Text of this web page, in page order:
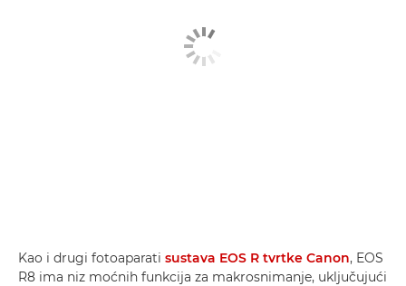
Kao i drugi fotoaparati sustava EOS R tvrtke Canon, EOS
R8 ima niz moćnih funkcija za makrosnimanje, uključujući